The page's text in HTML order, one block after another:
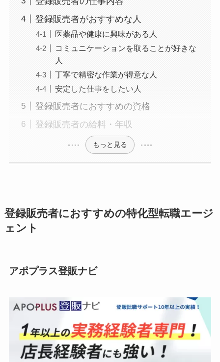
登録販売者がおすすめな人
医薬品や健康に興味がある人
コミュニケーションを取ることが好きな
人
丁寧で精密な作業が得意な人
安定した仕事をしたい人
登録販売者におすすめの資格
登録販売者の給料・年収
もっと見る
登録販売者におすすめの特化型転職エージ
ェント
アポプラス登販ナビ